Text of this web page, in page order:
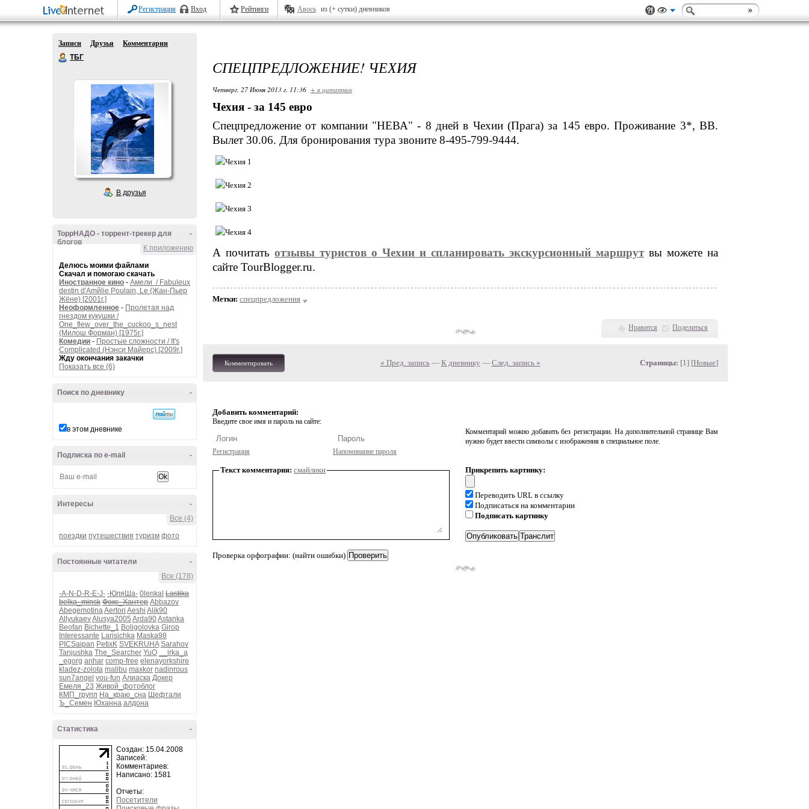
Регистрация Вход Рейтинги Авось из (+ сутки) дневников
Записи Друзья
Комментарии
ТБГ
В друзья
-
ТоррНАДО - торрент-трекер для
блогов
К приложению
Делюсь моими файлами
Скачал и помогаю скачать
Иностранное кино - Амели / Fabuleux
destin d'Amйlie Poulain, Le (Жан-Пьер
Жёне) [2001г.]
Неоформленное - Пролетая над
гнездом кукушки /
One_flew_over_the_cuckoo_s_nest
(Милош Форман) [1975г.]
Комедии - Простые сложности / It's
Complicated (Нэнси Майерс) [2009г.]
Жду окончания закачки
Показать все (6)
-
Поиск по дневнику
в этом дневнике
-
Подписка по e-mail
-
Интересы
Все (4)
поездки путешествия туризм фото
-
Постоянные читатели
Все (178)
-A-N-D-R-E-J- -ЮляШа- 0lenkaI Lastika
belka_minsk Фокс_Хантер Abbazov
AbegemotinaAerton Aeshi Alik90
AllyukaevAlusya2005 Arda90Astanka
Beofan Bichette_1 Boligolovka Girop
Interessante Larisichka Maska98
PICSaipan PetixK SVEKRUHA Sarahov
Tanjushka The_Searcher YuO
__irka_a
_egorg anhar comp-free elenayorkshire
kladez-zolota malibu maxkor nadinrous
sun7angel you-fun Алиаска Докер
Емеля_23 Живой_фотоблог
КМП_групп На_краю_сна Шефтали
Ъ_Семен Юханна алдона
-
Статистика
Создан: 15.04.2008
Записей:
Комментариев:
Написано: 1581
Отчеты:
Посетители
СПЕЦПРЕДЛОЖЕНИЕ! ЧЕХИЯ
Четверг, 27 Июня 2013 г. 11:36 + в цитатник
Чехия - за 145 евро
Спецпредложение от компании "НЕВА" - 8 дней в Чехии (Прага) за 145 евро. Проживание 3*, ВВ.
Вылет 30.06. Для бронирования тура звоните 8-495-799-9444.
А почитать отзывы туристов о Чехии и спланировать экскурсионный маршрут вы можете на
сайте TourBlogger.ru.
Метки: спецпредложения
Нравится Поделиться
Комментировать « Пред. запись— К дневнику — След. запись » Страницы: [1] [Новые]
Добавить комментарий:
Введите свое имя и пароль на сайте:
Регистрация Напоминание пароля
Комментарий можно добавить без регистрации. На дополнительной странице Вам
нужно будет ввести символы с изображения в специальное поле.
Текст комментария: смайлики
Проверка орфографии: (найти ошибки)
Прикрепить картинку:
Переводить URL в ссылку
Подписаться на комментарии
Подписать картинку